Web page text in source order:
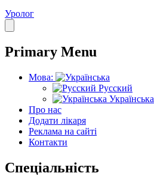
Уролог
Primary Menu
Мова:
Русский
Українська
Про нас
Додати лікаря
Реклама на сайті
Контакти
Спеціальність